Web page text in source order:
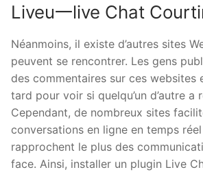
Liveu一live Chat
Néanmoins, il existe d’autres sites
peuvent se rencontrer. Les gens
des commentaires sur ces websites
tard pour voir si quelqu’un d’autre a
Cependant, de nombreux sites
conversations en ligne en temps
rapprochent le plus des
face. Ainsi, installer un plugin Live